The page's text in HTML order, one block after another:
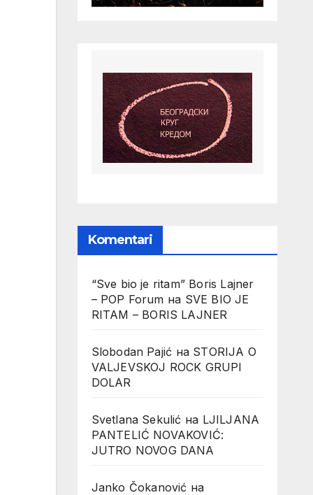
Komentari
“Sve bio je ritam” Boris Lajner
– POP Forum на SVE BIO JE
RITAM – BORIS LAJNER
Slobodan Pajić на STORIJA O
VALJEVSKOJ ROCK GRUPI
DOLAR
Svetlana Sekulić на LJILJANA
PANTELIĆ NOVAKOVIĆ:
JUTRO NOVOG DANA
Janko Čokanović на